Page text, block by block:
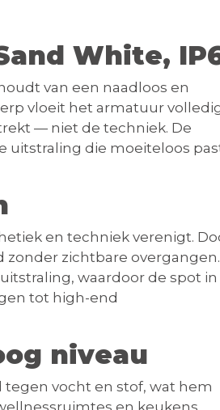
White,
van een naadloos en
vloeit het armatuur
— niet de techniek. De
uitstraling die moeiteloos
en techniek verenigt.
zichtbare overgangen.
waardoor de spot in
tot high-end
niveau
vocht en stof, wat hem